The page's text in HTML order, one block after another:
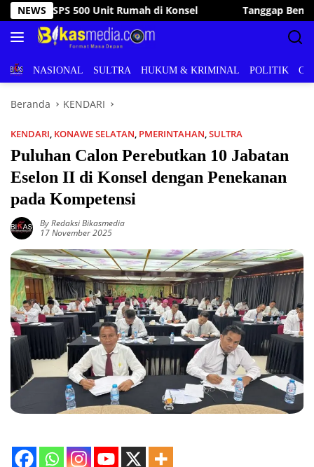
Langsung
ke
konten
NEWS
Tanggap Bencana, Wakil Bupati Konsel Kunjungi dan
BERITANASIONAL SULTRA HUKUM & KRIMINAL POLITIK
Beranda KENDARI
KENDARI, KONAWE SELATAN, PMERINTAHAN,SULTRA
Puluhan Calon Perebutkan 10 Jabatan
Eselon II di Konsel dengan Penekanan
pada Kompetensi
By Redaksi Bikasmedia
17 November 2025